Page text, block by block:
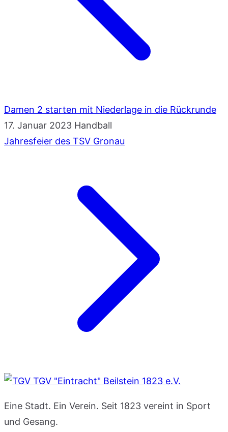
Damen 2 starten mit Niederlage in die Rückrunde
17. Januar 2023 Handball
Jahresfeier des TSV Gronau
TGV "Eintracht" Beilstein 1823 e.V.
Eine Stadt. Ein Verein. Seit 1823 vereint in Sport
und Gesang.